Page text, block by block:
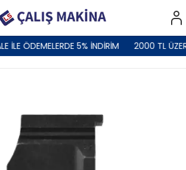
İLE ÖDEMELERDE 5% İNDİRİM 2000 TL